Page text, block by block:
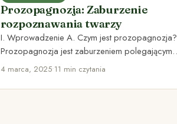
Prozopagnozja: Zaburzenie
rozpoznawania twarzy
I. Wprowadzenie A. Czym jest prozopagnozja?
Prozopagnozja jest zaburzeniem polegającym
na trudności rozpoznawania twarzy innych osób.
4 marca, 2025•11 min czytania